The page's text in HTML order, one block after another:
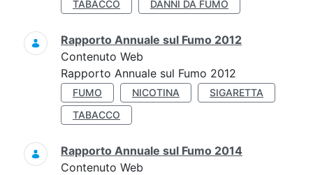
TABACCO
DANNI DA FUMO
Rapporto Annuale sul Fumo 2012
Contenuto Web
Rapporto Annuale sul Fumo 2012
FUMO NICOTINA
SIGARETTA
TABACCO
Rapporto Annuale sul Fumo 2014
Contenuto Web